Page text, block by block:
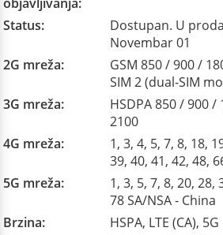
Status:
Dostupan. U
Novembar 01
2G mreža:
GSM 850 / 900 /
SIM 2 (dual-SIM
3G mreža:
HSDPA 850 / 900 /
2100
4G mreža:
1, 3, 4, 5, 7, 8, 18,
39, 40, 41, 42, 48,
5G mreža:
1, 3, 5, 7, 8, 20, 28,
78 SA/NSA - China
Brzina:
HSPA, LTE (CA), 5G